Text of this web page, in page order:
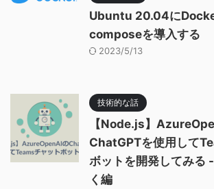
Ubuntu 20.04に
composeを導入する
2023/5/13
技術的な話
【Node.js】
ChatGPTを使用して
ボットを開発してみる
く編